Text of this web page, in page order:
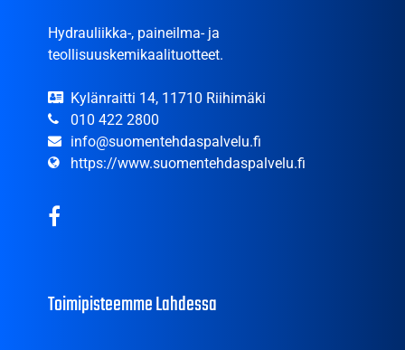
Hydrauliikka-, paineilma- ja
teollisuuskemikaalituotteet.
Kylänraitti 14, 11710 Riihimäki
010 422 2800
info@suomentehdaspalvelu.fi
https://www.suomentehdaspalvelu.fi
Toimipisteemme Lahdessa